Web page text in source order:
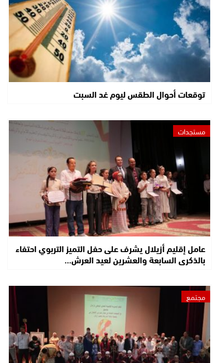
توقعات أحوال الطقس ليوم غد السبت
مستجدات
عامل إقليم أزيلال يشرف على حفل التميز التربوي احتفاء
بالذكرى السابعة والعشرين لعيد العرش…
مجتمع